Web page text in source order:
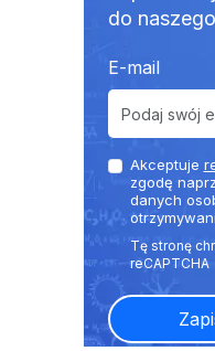
do
E-mail
Akceptuje
zgodę
danych